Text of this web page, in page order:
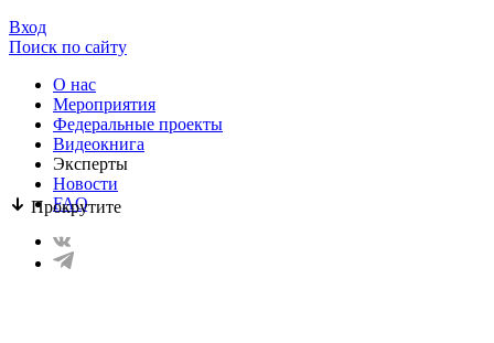
Прокрутите
Вход
Поиск по сайту
О нас
Mероприятия
Федеральные проекты
Видеокнига
Эксперты
Новости
FAQ